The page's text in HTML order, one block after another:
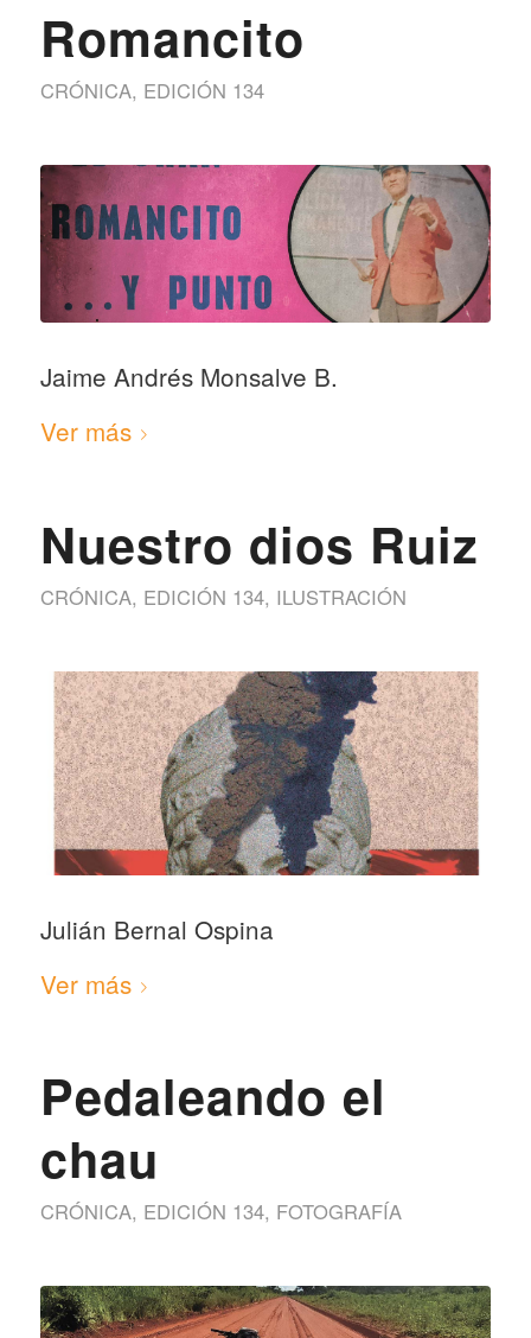
Romancito
CRÓNICA, EDICIÓN 134
Jaime Andrés Monsalve B.
Ver más
Nuestro dios Ruiz
CRÓNICA, EDICIÓN 134, ILUSTRACIÓN
Julián Bernal Ospina
Ver más
Pedaleando el
chau
CRÓNICA, EDICIÓN 134, FOTOGRAFÍA